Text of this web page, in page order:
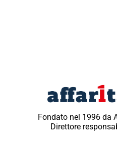
Fondato nel 1996 da
Direttore